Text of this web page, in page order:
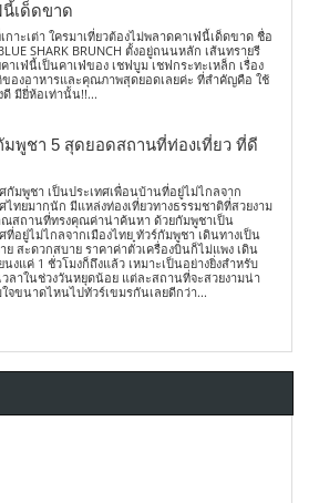
นี้เด็ดขาด
กาะเต่า ใครมาเที่ยวต้องไม่พลาดคาเฟ่นี้เด็ดขาด ชื่อ
SHARK BRUNCH ตั้งอยู่ถนนหลัก เส้นทรายรี
าเฟ่นี้เป็นคาเฟ่ของ เชฟบูม เชฟกระทะเหล็ก เรื่อง
องอาหารและคุณภาพสุดยอดเลยค่ะ ที่สำคัญคือ ใช้
มียี่ห้อเท่านั้น!!...
มพูชา 5 สุดยอดสถานที่ท่องเที่ยว ที่ดี
กัมพูชา เป็นประเทศเพื่อนบ้านที่อยู่ไม่ไกลจาก
ไทยมากนัก มีแหล่งท่องเที่ยวทางธรรมชาติที่สวยงาม
ณสถานที่ทรงคุณค่าน่าค้นหา ด้วยกัมพูชาเป็น
ที่อยู่ไม่ไกลจากเมืองไทย ทัวร์กัมพูชา เดินทางเป็น
ย สะดวกสบาย ราคาค่าตั๋วเครื่องบินก็ไม่แพง เดิน
นงแค่ 1 ชั่วโมงก็ถึงแล้ว เหมาะเป็นอย่างยิ่งสำหรับ
ลาในช่วงวันหยุดน้อย แต่ละสถานที่จะสวยงามน่า
จขนาดไหนไปทัวร์เขมรกันเลยดีกว่า...